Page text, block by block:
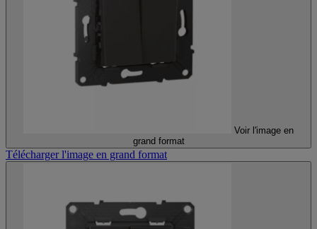
Voir l'image en
grand format
Télécharger l'image en grand format